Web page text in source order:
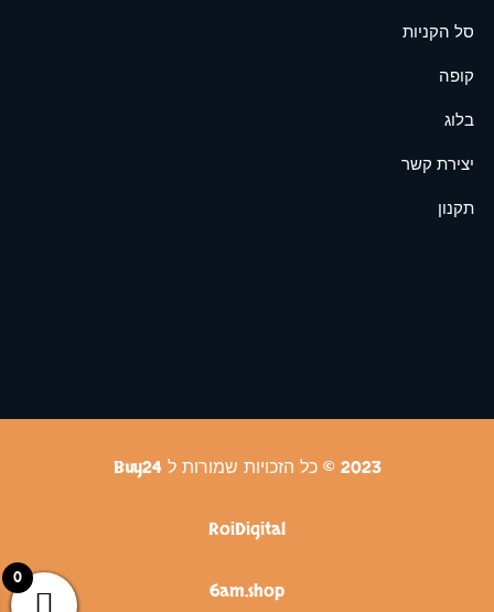
סל הקניות
קופה
בלוג
יצירת קשר
תקנון
2023 © כל הזכויות שמורות ל Buy24
RoiDigital
6am.shop
0